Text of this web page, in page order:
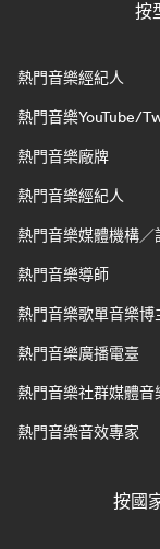
按
熱門音樂經紀人
熱門音樂YouTube/
熱門音樂廠牌
熱門音樂經紀人
熱門音樂媒體機構／
熱門音樂導師
熱門音樂歌單音樂博
熱門音樂廣播電臺
熱門音樂社群媒體音
熱門音樂音效專家
按國